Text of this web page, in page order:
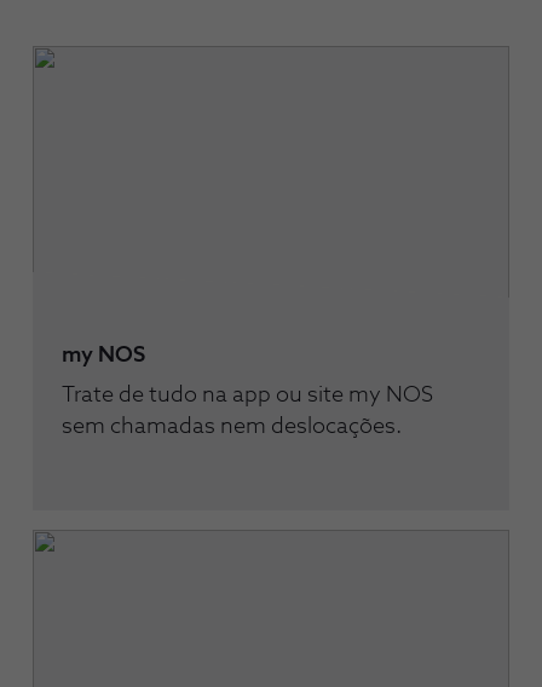
my NOS
Trate de tudo na app ou site my NOS
sem chamadas nem deslocações.